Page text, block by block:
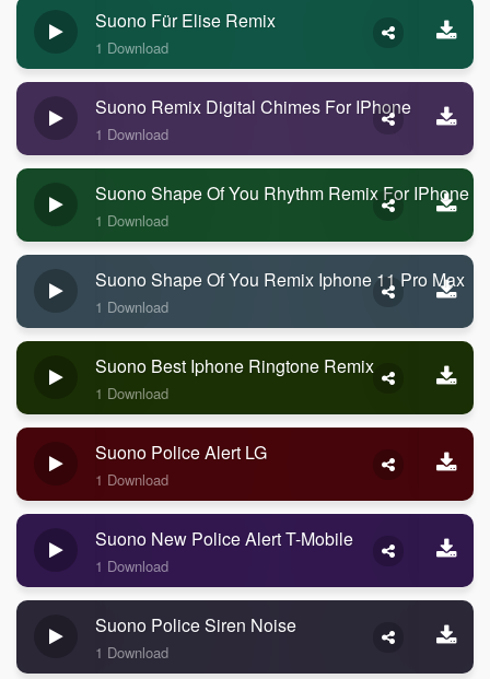
Suono Für Elise Remix
1 Download
Suono Remix Digital Chimes For IPhone
1 Download
Suono Shape Of You Rhythm Remix For IPhone
1 Download
Suono Shape Of You Remix Iphone 11 Pro Max
1 Download
Suono Best Iphone Ringtone Remix
1 Download
Suono Police Alert LG
1 Download
Suono New Police Alert T-Mobile
1 Download
Suono Police Siren Noise
1 Download